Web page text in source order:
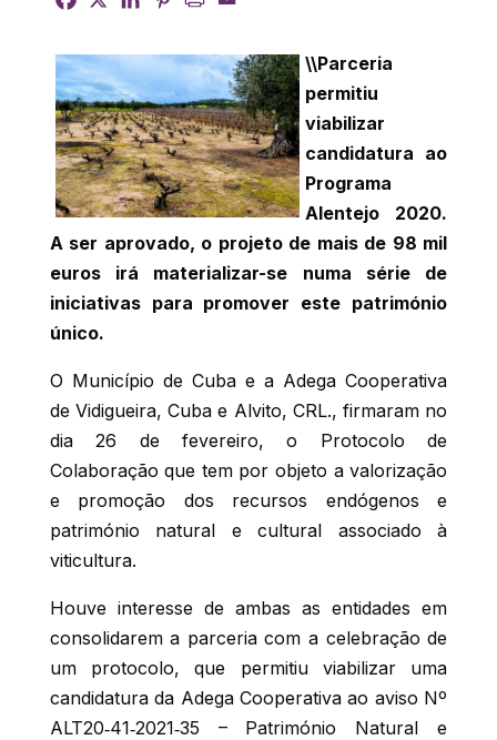
\\Parceria
permitiu
viabilizar
candidatura ao
Programa
Alentejo 2020.
A ser aprovado, o projeto de mais de 98 mil
euros irá materializar-se numa série de
iniciativas para promover este património
único.
O Município de Cuba e a Adega Cooperativa
de Vidigueira, Cuba e Alvito, CRL., firmaram no
dia 26 de fevereiro, o Protocolo de
Colaboração que tem por objeto a valorização
e promoção dos recursos endógenos e
património natural e cultural associado à
viticultura.
Houve interesse de ambas as entidades em
consolidarem a parceria com a celebração de
um protocolo, que permitiu viabilizar uma
candidatura da Adega Cooperativa ao aviso Nº
ALT20‐41‐2021‐35 – Património Natural e